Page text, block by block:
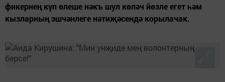
фикернең күп өлеше нәкъ шул көләч йөзле егет һәм
кызларның эшчәнлеге нәтиҗәсендә корылачак.